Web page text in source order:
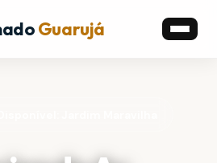
Guarujá
Jardim Maravilha